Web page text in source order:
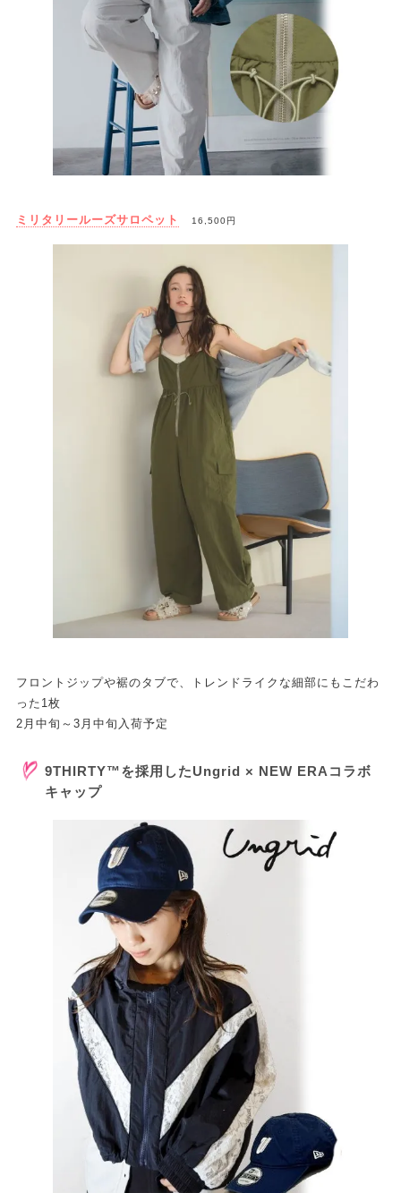
ミリタリールーズサロペット 16,500円
フロントジップや裾のタブで、トレンドライクな細部にもこだわ
った1枚
2月中旬～3月中旬入荷予定
9THIRTY™を採用したUngrid × NEW ERAコラボ
キャップ